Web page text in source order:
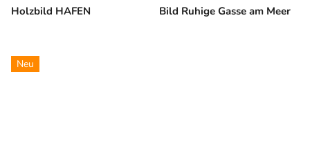
Holzbild HAFEN Bild Ruhige Gasse am Meer
Neu